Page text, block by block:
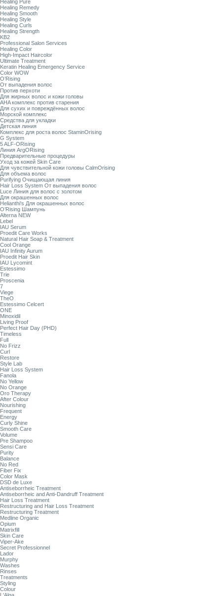
Healing Pure
Healing Remedy
Healing Smooth
Healing Style
Healing Curls
Healing Strength
KB2
Professional Salon Services
Healing Color
High-Impact Haircolor
Ultimate Treatment
Keratin Healing Emergency Service
Color WOW
O’Rising
От выпадения волос
Против перхоти
Для жирных волос и кожи головы
AHA комплекс против старения
Для сухих и повреждённых волос
Морской комплекс
Средства для укладки
Детская линия
Комплекс для роста волос StaminOrising
G System
5 ALF-ORising
Линия ArgORising
Предварительные процедуры
Уход за кожей Skin Care
Для чувствительной кожи головы CalmOrising
Для объема волос
Purifying Очищающая линия
Hair Loss System От выпадения волос
Luce Линия для волос с золотом
Для окрашенных волос
Helianthi's Для окрашенных волос
O’Rising Шампунь
Alterna NEW
Lebel
IAU Serum
Proedit Care Works
Natural Hair Soap & Treatment
Cool Orange
IAU Infinity Aurum
Proedit Hair Skin
IAU Lycomint
Estessimo
Trie
Proscenia
7
Viege
TheO
Estessimo Celcert
ONE
Minoxidil
Living Proof
Perfect Hair Day (PHD)
Timeless
Full
No Frizz
Curl
Restore
Style Lab
Hair Loss System
Fanola
No Yellow
No Orange
Oro Therapy
After Colour
Nourishing
Frequent
Energy
Curly Shine
Smooth Care
Volume
Pre Shampoo
Sensi Care
Purity
Balance
No Red
Fiber Fix
Color Mask
DSD de Luxe
Antiseborrheic Treatment
Antiseborrheic and Anti-Dandruff Treatment
Hair Loss Treatment
Restructuring and Hair Loss Treatment
Restructuring Treatment
Medline Organic
Opium
Matrixfill
Skin Care
Viper-Ake
Secret Professionnel
Lador
Murphy
Washes
Rinses
Treatments
Styling
Colour